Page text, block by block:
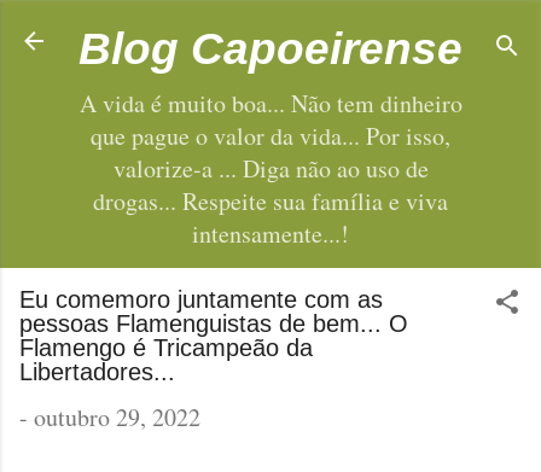
Pular para o conteúdo principal
Blog Capoeirense
A vida é muito boa... Não tem dinheiro
que pague o valor da vida... Por isso,
valorize-a ... Diga não ao uso de
drogas... Respeite sua família e viva
intensamente...!
Eu comemoro juntamente com as
pessoas Flamenguistas de bem... O
Flamengo é Tricampeão da
Libertadores...
- outubro 29, 2022